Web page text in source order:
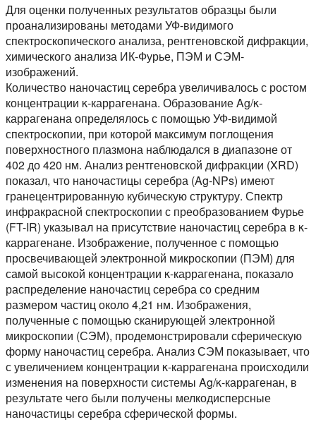
Для оценки полученных результатов образцы были
проанализированы методами УФ-видимого
спектроскопического анализа, рентгеновской дифракции,
химического анализа ИК-Фурье, ПЭМ и СЭМ-
изображений.
Количество наночастиц серебра увеличивалось с ростом
концентрации κ-каррагенана. Образование Ag/κ-
каррагенана определялось с помощью УФ-видимой
спектроскопии, при которой максимум поглощения
поверхностного плазмона наблюдался в диапазоне от
402 до 420 нм. Анализ рентгеновской дифракции (XRD)
показал, что наночастицы серебра (Ag-NPs) имеют
гранецентрированную кубическую структуру. Спектр
инфракрасной спектроскопии с преобразованием Фурье
(FT-IR) указывал на присутствие наночастиц серебра в κ-
каррагенане. Изображение, полученное с помощью
просвечивающей электронной микроскопии (ПЭМ) для
самой высокой концентрации κ-каррагенана, показало
распределение наночастиц серебра со средним
размером частиц около 4,21 нм. Изображения,
полученные с помощью сканирующей электронной
микроскопии (СЭМ), продемонстрировали сферическую
форму наночастиц серебра. Анализ СЭМ показывает, что
с увеличением концентрации κ-каррагенана происходили
изменения на поверхности системы Ag/κ-каррагенан, в
результате чего были получены мелкодисперсные
наночастицы серебра сферической формы.